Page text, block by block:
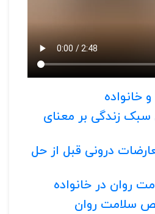
خانواده
زندگی بر معنای
درونی قبل از حل
روان در خانواده
سلامت روان